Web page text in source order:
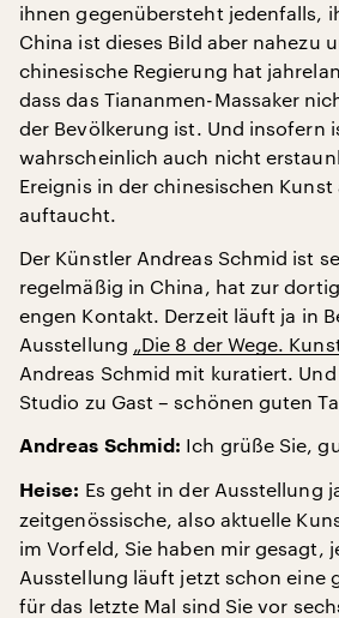
ihnen gegenübersteht jedenfalls,
China ist dieses Bild aber nahezu
chinesische Regierung hat
dass das Tiananmen-Massaker
der Bevölkerung ist. Und insofern
wahrscheinlich auch nicht
Ereignis in der chinesischen
auftaucht.
Der Künstler Andreas Schmid ist
regelmäßig in China, hat zur
engen Kontakt. Derzeit läuft ja in
Ausstellung „Die 8 der Wege.
Andreas Schmid mit kuratiert.
Studio zu Gast – schönen guten
Andreas Schmid: Ich grüße Sie,
Heise: Es geht in der Ausstellung
zeitgenössische, also aktuelle
im Vorfeld, Sie haben mir gesagt,
Ausstellung läuft jetzt schon eine
für das letzte Mal sind Sie vor